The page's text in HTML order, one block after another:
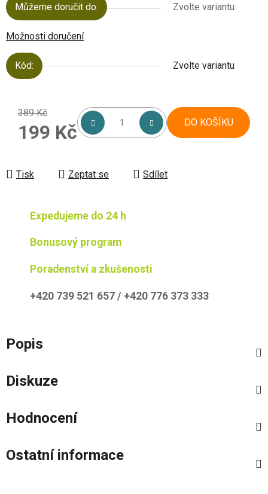
Můžeme doručit do: Zvolte variantu
Možnosti doručení
Kód: Zvolte variantu
389 Kč
199 Kč DO KOŠÍKU
Tisk Zeptat se Sdílet
Expedujeme do 24 h
Bonusový program
Poradenství a zkušenosti
+420 739 521 657 / +420 776 373 333
Popis
Diskuze
Hodnocení
Ostatní informace